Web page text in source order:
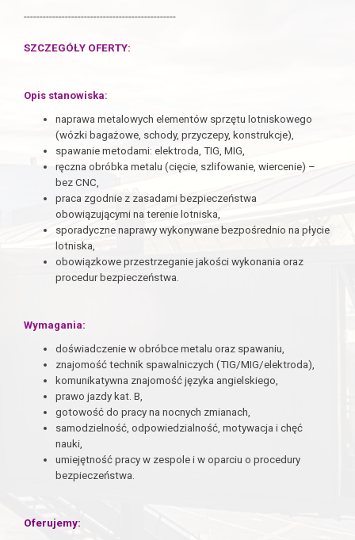
------------------------------------------------
SZCZEGÓŁY OFERTY:
Opis stanowiska:
naprawa metalowych elementów sprzętu lotniskowego
(wózki bagażowe, schody, przyczepy, konstrukcje),
spawanie metodami: elektroda, TIG, MIG,
ręczna obróbka metalu (cięcie, szlifowanie, wiercenie) –
bez CNC,
praca zgodnie z zasadami bezpieczeństwa
obowiązującymi na terenie lotniska,
sporadyczne naprawy wykonywane bezpośrednio na płycie
lotniska,
obowiązkowe przestrzeganie jakości wykonania oraz
procedur bezpieczeństwa.
Wymagania:
doświadczenie w obróbce metalu oraz spawaniu,
znajomość technik spawalniczych (TIG/MIG/elektroda),
komunikatywna znajomość języka angielskiego,
prawo jazdy kat. B,
gotowość do pracy na nocnych zmianach,
samodzielność, odpowiedzialność, motywacja i chęć
nauki,
umiejętność pracy w zespole i w oparciu o procedury
bezpieczeństwa.
Oferujemy: